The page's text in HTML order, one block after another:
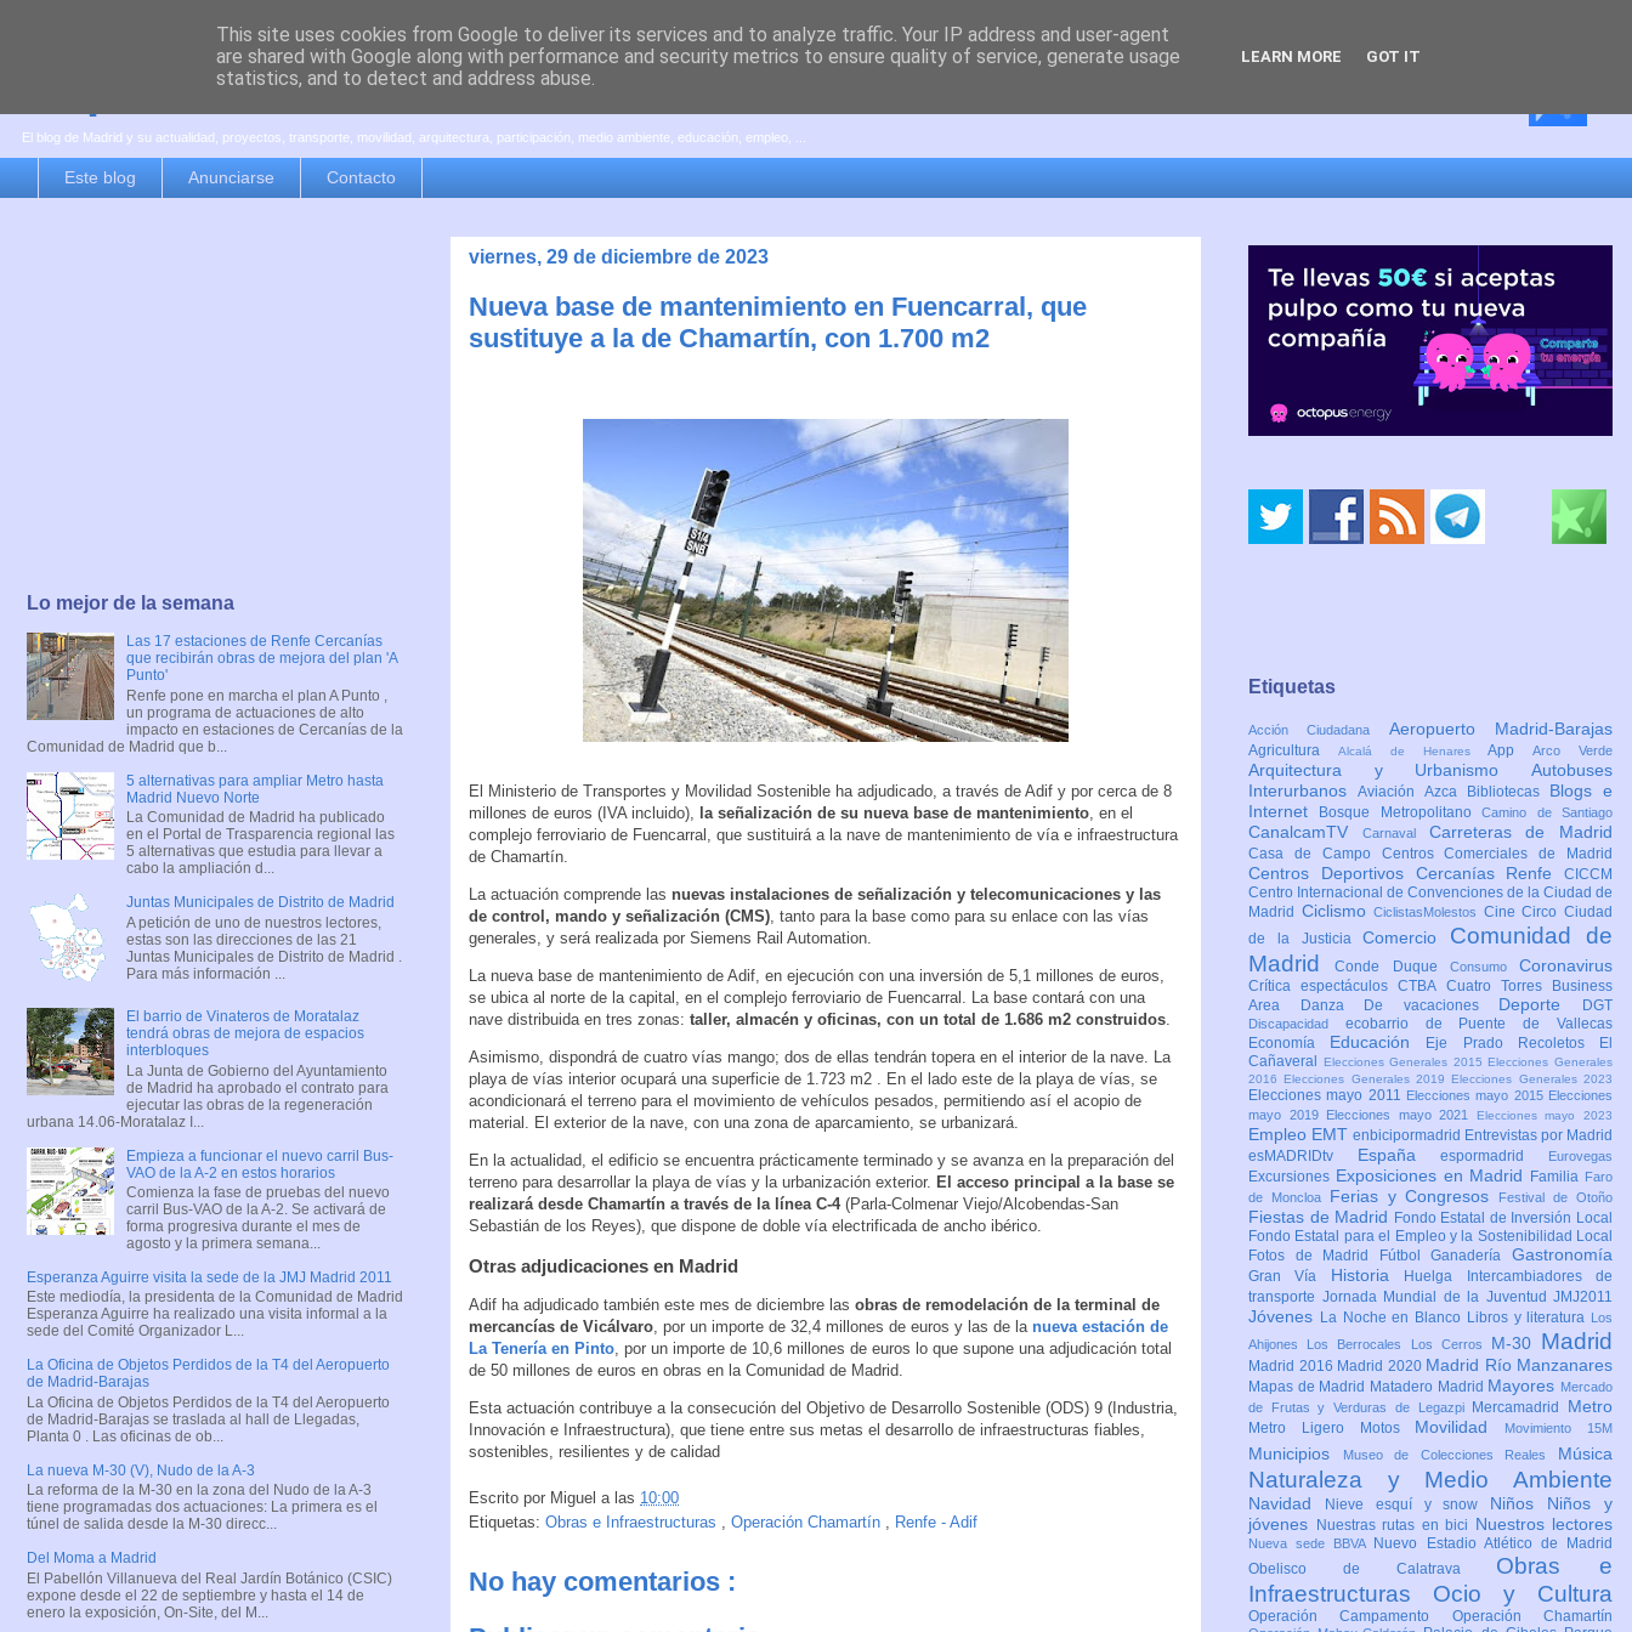
es por madrid
El blog de Madrid y su actualidad, proyectos, transporte, movilidad, arquitectura, participación, medio ambiente, educación, empleo, ...
Este blog Anunciarse Contacto
viernes, 29 de diciembre de 2023
Nueva base de mantenimiento en Fuencarral, que
sustituye a la de Chamartín, con 1.700 m2
El Ministerio de Transportes y Movilidad Sostenible ha adjudicado, a través de Adif y por cerca de 8
millones de euros (IVA incluido),
la señalización de su nueva base de mantenimiento , en el
complejo ferroviario de Fuencarral, que sustituirá a la nave de mantenimiento de vía e infraestructura
de Chamartín.
La actuación comprende las nuevas instalaciones de señalización y telecomunicaciones y las
de control, mando y señalización (CMS) , tanto para la base como para su enlace con las vías
generales, y será realizada por Siemens Rail Automation.
La nueva base de mantenimiento de Adif, en ejecución con una inversión de 5,1 millones de euros,
se ubica al norte de la capital, en el complejo ferroviario de Fuencarral. La base contará con una
nave distribuida en tres zonas: taller, almacén y oficinas, con un total de 1.686 m2 construidos
Asimismo, dispondrá de cuatro vías mango; dos de ellas tendrán topera en el interior de la nave. La
playa de vías interior ocupará una superficie de 1.723 m2 . En el lado este de la playa de vías, se
acondicionará el terreno para el movimiento de vehículos pesados, permitiendo así el acopio de
material. El exterior de la nave, con una zona de aparcamiento, se urbanizará.
En la actualidad, el edificio se encuentra prácticamente terminado y se avanza en la preparación del
terreno para desarrollar la playa de vías y la urbanización exterior. El acceso principal a la base se
realizará desde Chamartín a través de la línea C-4 (Parla-Colmenar Viejo/Alcobendas-San
Sebastián de los Reyes), que dispone de doble vía electrificada de ancho ibérico.
Otras adjudicaciones en Madrid
Adif ha adjudicado también este mes de diciembre las obras de remodelación de la terminal de
mercancías de Vicálvaro , por un importe de 32,4 millones de euros y las de la nueva estación de
La Tenería en Pinto , por un importe de 10,6 millones de euros lo que supone una adjudicación total
de 50 millones de euros en obras en la Comunidad de Madrid.
Esta actuación contribuye a la consecución del Objetivo de Desarrollo Sostenible (ODS) 9 (Industria,
Innovación e Infraestructura), que tiene entre sus metas el desarrollo de infraestructuras fiables,
sostenibles, resilientes y de calidad
Escrito por Miguel a las 10:00
Etiquetas: Obras e Infraestructuras , Operación Chamartín , Renfe - Adif
No hay comentarios :
Lo mejor de la semana
Las 17 estaciones de Renfe Cercanías
que recibirán obras de mejora del plan 'A
Punto'
Renfe pone en marcha el plan A Punto ,
un programa de actuaciones de alto
impacto en estaciones de Cercanías de la
Comunidad de Madrid que b...
5 alternativas para ampliar Metro hasta
Madrid Nuevo Norte
La Comunidad de Madrid ha publicado
en el Portal de Trasparencia regional las
5 alternativas que estudia para llevar a
cabo la ampliación d...
Juntas Municipales de Distrito de Madrid
A petición de uno de nuestros lectores,
estas son las direcciones de las 21
Juntas Municipales de Distrito de Madrid .
Para más información ...
El barrio de Vinateros de Moratalaz
tendrá obras de mejora de espacios
interbloques
La Junta de Gobierno del Ayuntamiento
de Madrid ha aprobado el contrato para
ejecutar las obras de la regeneración
urbana 14.06-Moratalaz I...
Empieza a funcionar el nuevo carril Bus-
VAO de la A-2 en estos horarios
Comienza la fase de pruebas del nuevo
carril Bus-VAO de la A-2. Se activará de
forma progresiva durante el mes de
agosto y la primera semana...
Esperanza Aguirre visita la sede de la JMJ Madrid 2011
Este mediodía, la presidenta de la Comunidad de Madrid
Esperanza Aguirre ha realizado una visita informal a la
sede del Comité Organizador L...
La Oficina de Objetos Perdidos de la T4 del Aeropuerto
de Madrid-Barajas
La Oficina de Objetos Perdidos de la T4 del Aeropuerto
de Madrid-Barajas se traslada al hall de Llegadas,
Planta 0 . Las oficinas de ob...
La nueva M-30 (V), Nudo de la A-3
La reforma de la M-30 en la zona del Nudo de la A-3
tiene programadas dos actuaciones: La primera es el
túnel de salida desde la M-30 direcc...
Del Moma a Madrid
El Pabellón Villanueva del Real Jardín Botánico (CSIC)
expone desde el 22 de septiembre y hasta el 14 de
enero la exposición, On-Site, del M...
Etiquetas
Acción Ciudadana Aeropuerto Madrid-Barajas
Agricultura Alcalá de HenaresAppArco Verde
Arquitectura y Urbanismo Autobuses
Interurbanos Aviación Azca Bibliotecas Blogs e
Internet
Bosque MetropolitanoCamino de Santiago
CanalcamTV Carnaval Carreteras de Madrid
Casa de Campo Centros Comerciales de Madrid
Centros Deportivos Cercanías Renfe CICCM
Centro Internacional de Convenciones de la Ciudad de
Madrid CiclismoCiclistasMolestos CineCircoCiudad
de la JusticiaComercio Comunidad de
MadridConde Duque Consumo Coronavirus
Crítica espectáculosCTBA Cuatro Torres Business
Area
Danza De vacaciones Deporte DGT
Discapacidad ecobarrio de Puente de Vallecas
Economía Educación Eje Prado Recoletos
El
Cañaveral
Elecciones Generales 2015 Elecciones Generales
2016 Elecciones Generales 2019 Elecciones Generales 2023
Elecciones mayo 2011 Elecciones mayo 2015 Elecciones
mayo 2019
Elecciones mayo 2021 Elecciones mayo 2023
Empleo EMT enbicipormadrid Entrevistas por Madrid
esMADRIDtv Españaespormadrid Eurovegas
Excursiones Exposiciones en Madrid Familia Faro
de Moncloa
Ferias y Congresos Festival de Otoño
Fiestas de Madrid Fondo Estatal de Inversión Local
Fondo Estatal para el Empleo y la Sostenibilidad Local
Fotos de Madrid
FútbolGanaderíaGastronomía
Gran Vía Historia Huelga
Intercambiadores de
transporte Jornada Mundial de la Juventud JMJ2011
Jóvenes La Noche en Blanco Libros y literatura
Los
Ahijones
Los Berrocales Los Cerros M-30 Madrid
Madrid 2016 Madrid 2020 Madrid Río Manzanares
Mapas de Madrid Matadero Madrid Mayores Mercado
de Frutas y Verduras de Legazpi
Mercamadrid Metro
Metro Ligero Motos Movilidad Movimiento 15M
Municipios Museo de Colecciones Reales Música
Naturaleza y Medio Ambiente
Navidad Nieve esquí y snow Niños Niños y
jóvenes
Nuestras rutas en bici Nuestros lectores
Nueva sede BBVA
Nuevo Estadio Atlético de Madrid
Obelisco de Calatrava Obras e
Infraestructuras Ocio y Cultura
Operación Campamento Operación Chamartín
This site uses cookies from Google to deliver its services and to analyze traffic. Your IP address and user-agent
are shared with Google along with performance and security metrics to ensure quality of service, generate usage
statistics, and to detect and address abuse.
LEARN MORE GOT IT